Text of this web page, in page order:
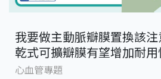
我要做主動脈瓣膜置換該
乾式可擴瓣膜有望增加耐
換」便利性？
心血管專題